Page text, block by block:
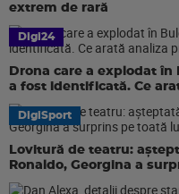
extrem de rară
Digi24
Drona care a explodat
a fost identificată. Ce
DigiSport
Lovitură de teatru:
Ronaldo, Georgina a